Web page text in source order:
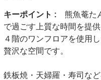
キーポイント :
熊魚菴た
で過ごす上質な時間を提
４階のワンフロアを使用
贅沢な空間です。
鉄板焼・天婦羅・寿司な